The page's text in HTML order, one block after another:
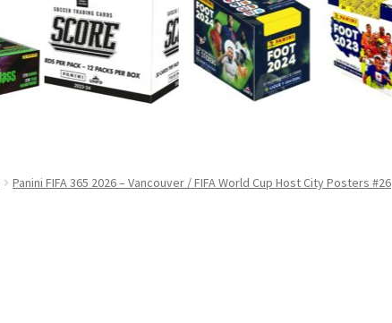
Panini FIFA 365 2026 – Vancouver / FIFA World Cup Host City Posters #26